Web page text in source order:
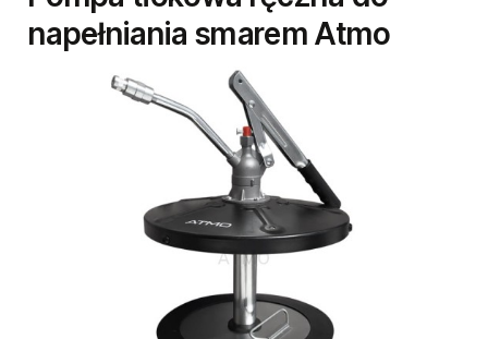
napełniania smarem Atmo